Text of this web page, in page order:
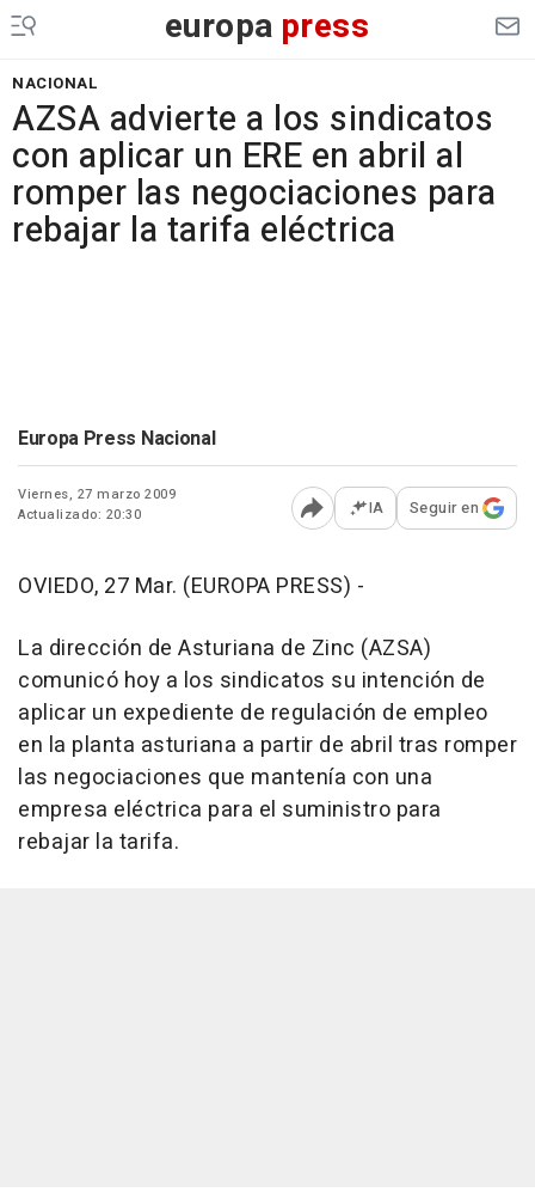
europa press
NACIONAL
AZSA advierte a los sindicatos
con aplicar un ERE en abril al
romper las negociaciones para
rebajar la tarifa eléctrica
Europa Press Nacional
Viernes, 27 marzo 2009
Actualizado: 20:30
Abrir opciones para
IA Seguir en
OVIEDO, 27 Mar. (EUROPA PRESS) -
La dirección de Asturiana de Zinc (AZSA)
comunicó hoy a los sindicatos su intención de
aplicar un expediente de regulación de empleo
en la planta asturiana a partir de abril tras romper
las negociaciones que mantenía con una
empresa eléctrica para el suministro para
rebajar la tarifa.